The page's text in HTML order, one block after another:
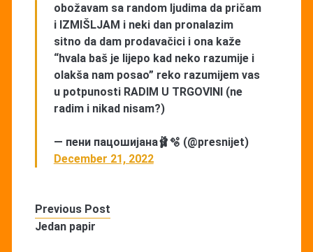
obožavam sa random ljudima da pričam
i IZMIŠLJAM i neki dan pronalazim
sitno da dam prodavačici i ona kaže
“hvala baš je lijepo kad neko razumije i
olakša nam posao” reko razumijem vas
u potpunosti RADIM U TRGOVINI (ne
radim i nikad nisam?)
— пени пацошијана🩰🫧 (@presnijet)
December 21, 2022
Previous Post
Jedan papir